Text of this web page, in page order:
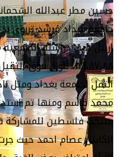
جامعة بغداد مرشد تربوي
اربيل حيث دراسته
٨٦،٨٧،٨٨، للوزن
انتقل لجامعة بغداد ومثل
محمد قاسم ومنها تم
منتخب فلسطين للمشاركة
الكابتن عصام احمد حيث